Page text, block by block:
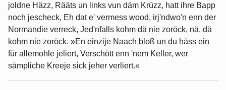
joldne Häzz, Rääts un links vun däm Krüzz, hatt ihre Bapp
noch jescheck, Eh dat e' vermess wood, irj'ndwo'n enn der
Normandie verreck, Jed'nfalls kohm dä nie zoröck, nä, dä
kohm nie zoröck. »En einzije Naach bloß un du häss ein
für allemohle jeliert, Verschött enn 'nem Keller, wer
sämpliche Kreeje sick jeher verliert.«